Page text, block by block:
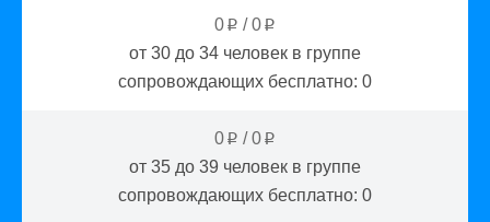
0 p /0 p
от 30 до 34 человек в группе
сопровождающих бесплатно: 0
0 p /0 p
от 35 до 39 человек в группе
сопровождающих бесплатно: 0